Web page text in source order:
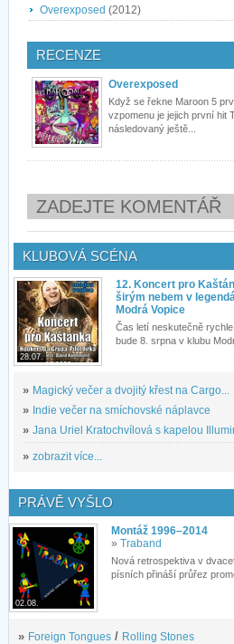
Overexposed (2012)
RECENZE
Overexposed
Když se řekne Maroon 5
vzpomenu je jejich první hit
následovaný ještě...
ZADEJTE KOMENTÁŘ
KLUBOVÁ SCÉNA
28.07.
12. Koncert pro
širým nebem v
Modrá Vopice
Čas letí neskutečně
bude 8. srpna v klubu
» Magický večer a dvojitý křest na Cargo...
» Indie večer na smíchovské náplavce
» Jana Uriel Kratochvílová s kapelou
» zobrazit více...
PRÁVĚ VYŠLO
02.08.
Montáž 1996–2014
» Traband
Nová retrospektiva v
písních přináší průřez
» Foreign Tongues / Rolling Stones